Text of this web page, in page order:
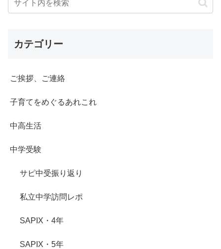
カテゴリー
ご挨拶、ご連絡
子育てをめぐるあれこれ
中高生活
中学受験
サピ中受振り返り
私立中学訪問レポ
SAPIX・4年
SAPIX・5年